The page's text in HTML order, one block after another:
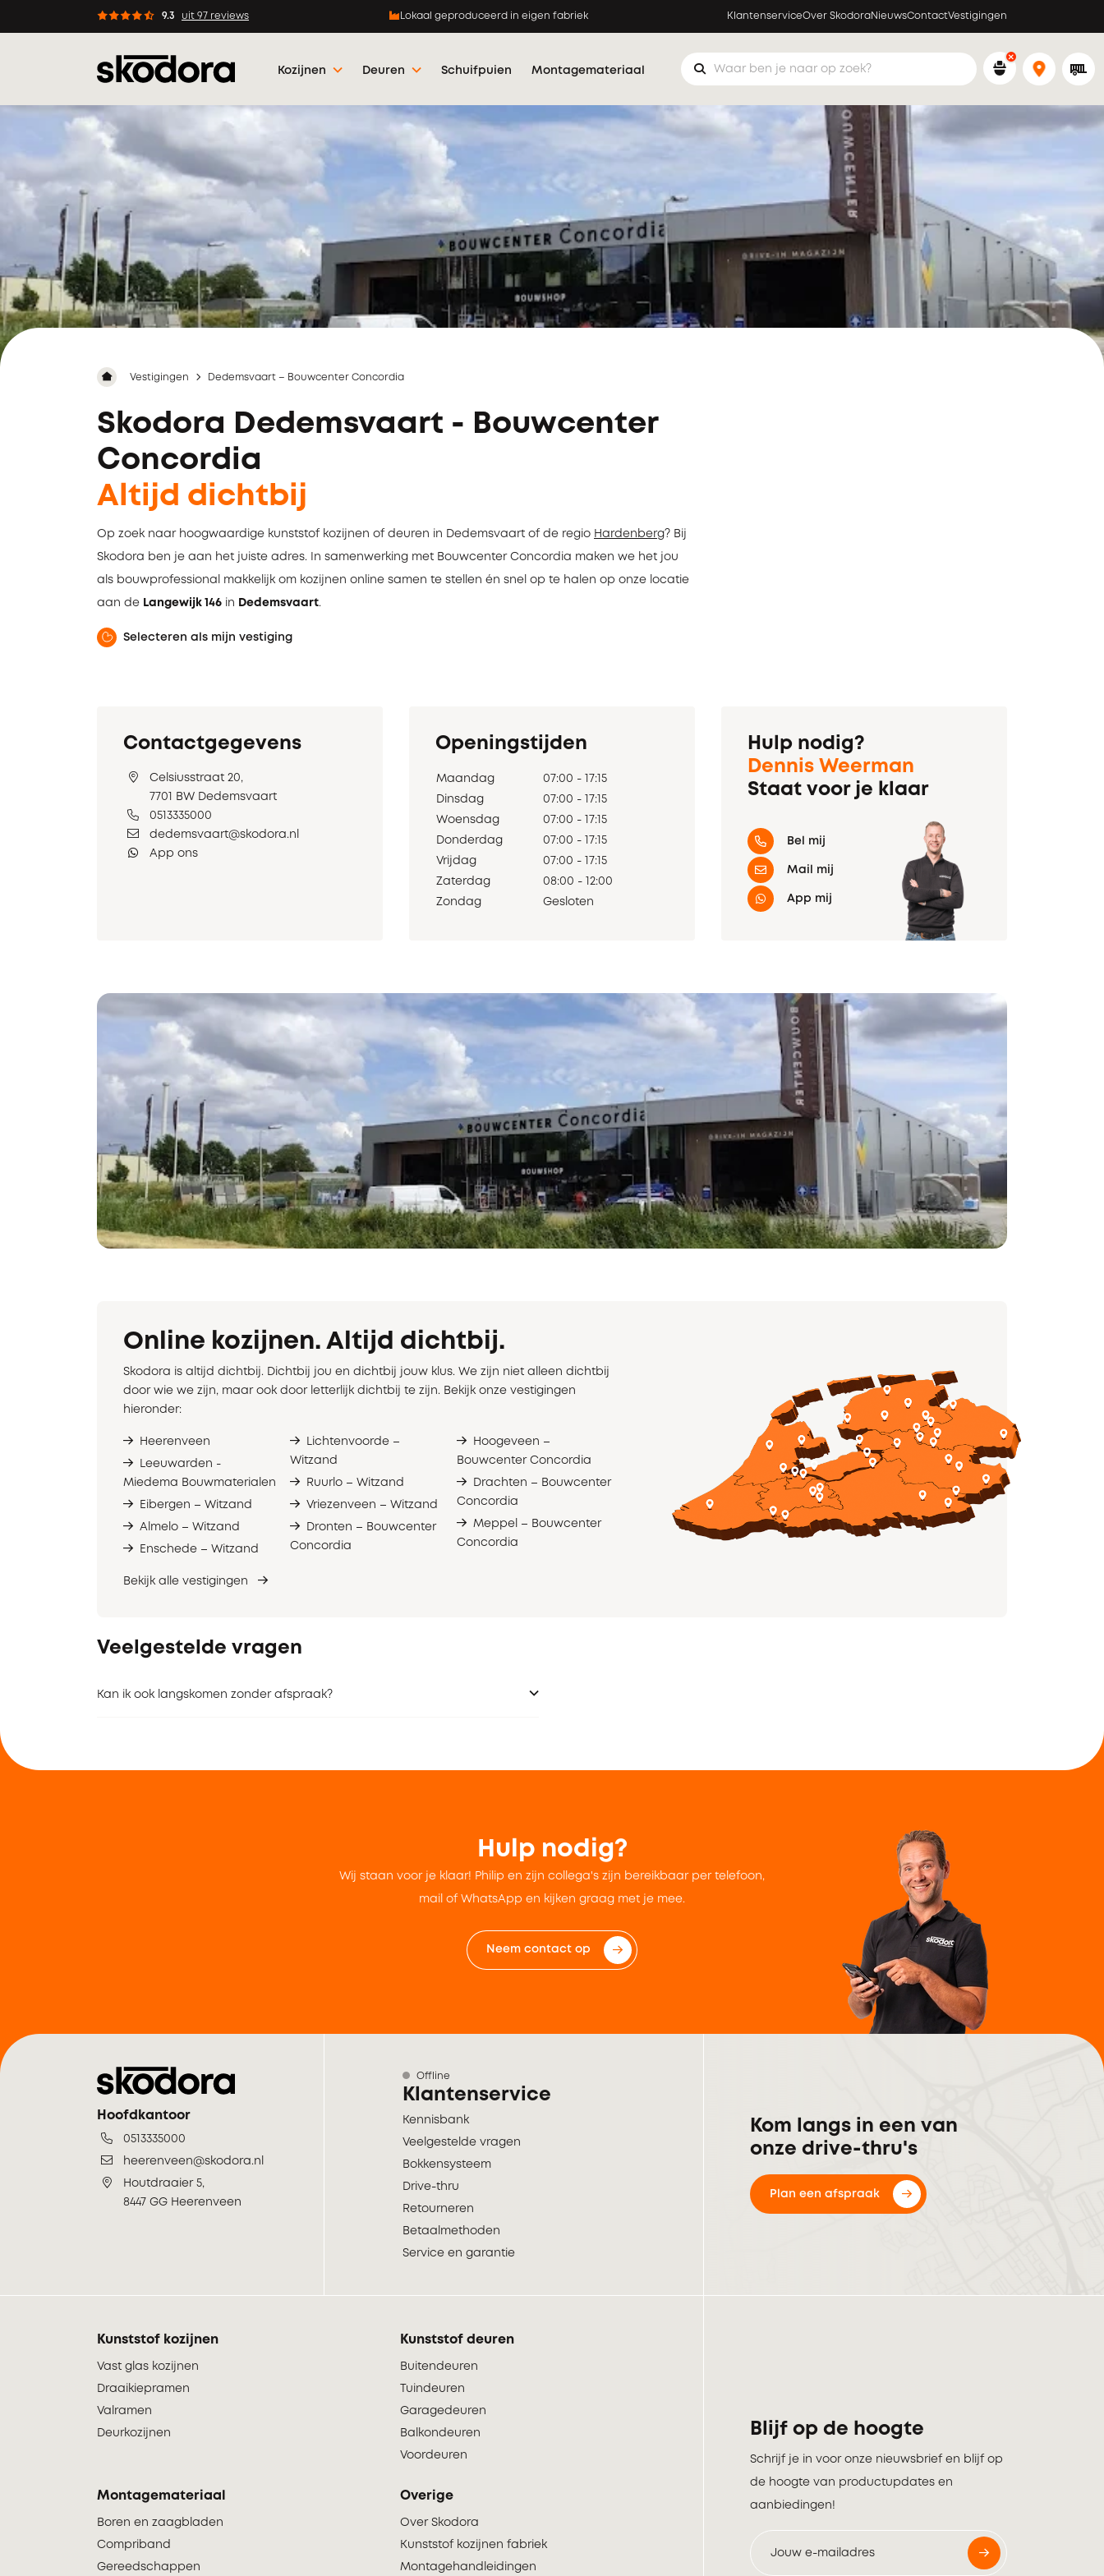
9.3 uit 97 reviews
wanneer jou dat uitkomt Lokaal geproduceerd in eigen fabriek KlantenserviceOver SkodoraNieuwsContactVestigingen
Kozijnen Deuren Schuifpuien Montagemateriaal
Vestigingen Dedemsvaart – Bouwcenter Concordia
Skodora Dedemsvaart - Bouwcenter
Concordia
Altijd dichtbij
Op zoek naar hoogwaardige kunststof kozijnen of deuren in Dedemsvaart of de regio Hardenberg ? Bij
Skodora ben je aan het juiste adres. In samenwerking met Bouwcenter Concordia maken we het jou
als bouwprofessional makkelijk om kozijnen online samen te stellen én snel op te halen op onze locatie
aan de Langewijk 146 in Dedemsvaart.
Selecteren als mijn vestiging
Contactgegevens
Celsiusstraat 20,
7701 BW Dedemsvaart
0513335000
dedemsvaart@skodora.nl
App ons
Openingstijden
Maandag 07:00 - 17:15
Dinsdag 07:00 - 17:15
Woensdag 07:00 - 17:15
Donderdag 07:00 - 17:15
Vrijdag 07:00 - 17:15
Zaterdag 08:00 - 12:00
Zondag Gesloten
Hulp nodig?
Dennis Weerman
Staat voor je klaar
Bel mij
Mail mij
App mij
Online kozijnen. Altijd dichtbij.
Skodora is altijd dichtbij. Dichtbij jou en dichtbij jouw klus. We zijn niet alleen dichtbij
door wie we zijn, maar ook door letterlijk dichtbij te zijn. Bekijk onze vestigingen
hieronder:
Heerenveen
Leeuwarden -
Miedema Bouwmaterialen
Eibergen – Witzand
Almelo – Witzand
Enschede – Witzand
Lichtenvoorde –
Witzand
Ruurlo – Witzand
Vriezenveen – Witzand
Dronten – Bouwcenter
Concordia
Hoogeveen –
Bouwcenter Concordia
Drachten – Bouwcenter
Concordia
Meppel – Bouwcenter
Concordia
Bekijk alle vestigingen
Veelgestelde vragen
Kan ik ook langskomen zonder afspraak?
Hulp nodig?
Wij staan voor je klaar! Philip en zijn collega's zijn bereikbaar per telefoon,
mail of WhatsApp en kijken graag met je mee.
Neem contact op
Hoofdkantoor
0513335000
heerenveen@skodora.nl
Houtdraaier 5,
8447 GG Heerenveen
Offline
Klantenservice
Kennisbank
Veelgestelde vragen
Bokkensysteem
Drive-thru
Retourneren
Betaalmethoden
Service en garantie
Kunststof kozijnen
Vast glas kozijnen
Draaikiepramen
Valramen
Deurkozijnen
Kunststof deuren
Buitendeuren
Tuindeuren
Garagedeuren
Balkondeuren
Voordeuren
Montagemateriaal
Boren en zaagbladen
Compriband
Gereedschappen
Overige
Over Skodora
Kunststof kozijnen fabriek
Montagehandleidingen
Kom langs in een van
onze drive-thru's
Plan een afspraak
Blijf op de hoogte
Schrijf je in voor onze nieuwsbrief en blijf op
de hoogte van productupdates en
aanbiedingen!